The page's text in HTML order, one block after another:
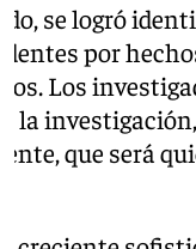
se logró
por
Los
la
que será